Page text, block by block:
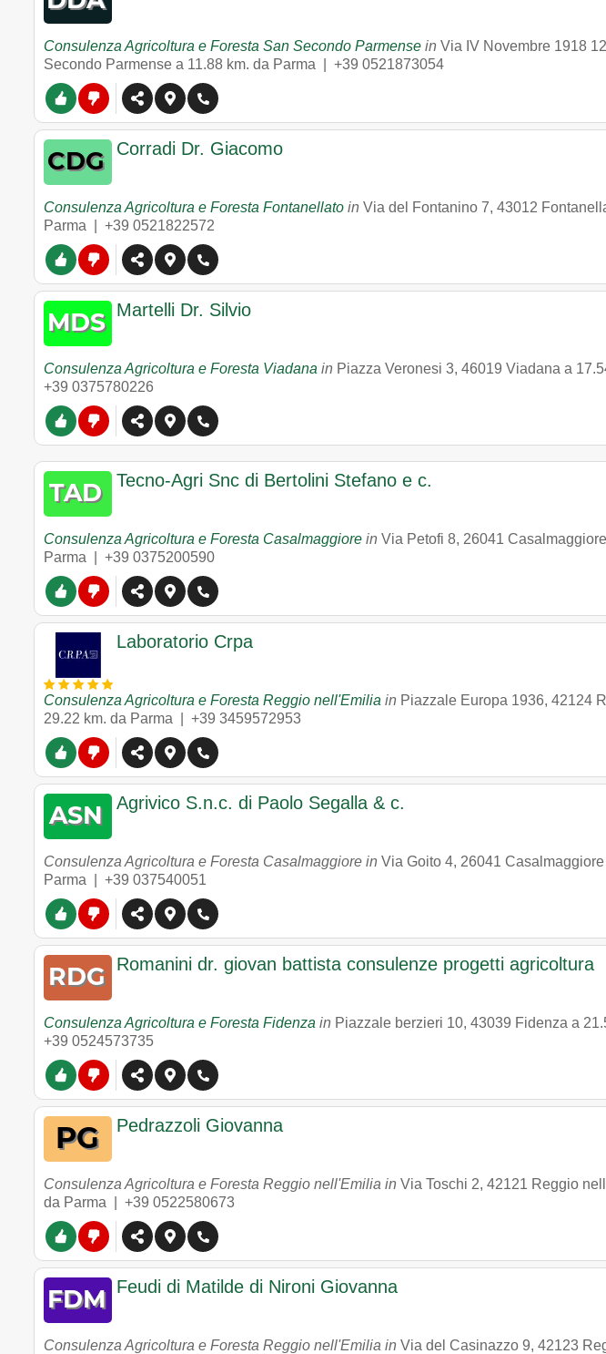
Consulenza Agricoltura e Foresta San Secondo Parmense in Via IV Novembre 1918 12
Secondo Parmense a 11.88 km. da Parma | +39 0521873054
Corradi Dr. Giacomo
Consulenza Agricoltura e Foresta Fontanellato in Via del Fontanino 7, 43012
Parma | +39 0521822572
Martelli Dr. Silvio
Consulenza Agricoltura e Foresta Viadana in Piazza Veronesi 3, 46019 Viadana a
+39 0375780226
Tecno-Agri Snc di Bertolini Stefano e c.
Consulenza Agricoltura e Foresta Casalmaggiore in Via Petofi 8, 26041 Casalmaggiore
Parma | +39 0375200590
Laboratorio Crpa
Consulenza Agricoltura e Foresta Reggio nell'Emilia in Piazzale Europa 1936, 42124
29.22 km. da Parma | +39 3459572953
Agrivico S.n.c. di Paolo Segalla & c.
Consulenza Agricoltura e Foresta Casalmaggiore in Via Goito 4, 26041 Casalmaggiore
Parma | +39 037540051
Romanini dr. giovan battista consulenze progetti agricoltura
Consulenza Agricoltura e Foresta Fidenza in Piazzale berzieri 10, 43039 Fidenza a
+39 0524573735
Pedrazzoli Giovanna
Consulenza Agricoltura e Foresta Reggio nell'Emilia in Via Toschi 2, 42121 Reggio
da Parma | +39 0522580673
Feudi di Matilde di Nironi Giovanna
Consulenza Agricoltura e Foresta Reggio nell'Emilia in Via del Casinazzo 9, 42123